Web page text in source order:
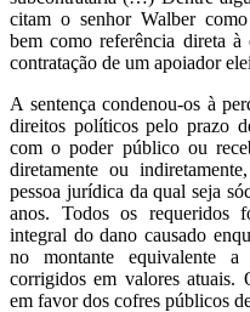
citam o senhor Walber como
bem como referência direta
contratação de um apoiador
A sentença condenou-os à
direitos políticos pelo prazo
com o poder público ou
diretamente ou
pessoa jurídica da qual seja
anos. Todos os requeridos
integral do dano causado
no montante equivalente
corrigidos em valores atuais.
em favor dos cofres públicos